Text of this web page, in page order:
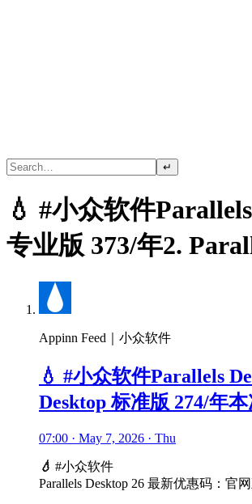
↵
💧 #小众软件
专业版 373/年2.
Appinn Feed｜小众软件
💧 #小众软件Parallels
Desktop 标准版 274/年
07:00 · May 7, 2026 · Thu
💧 #小众软件
Parallels Desktop 26 最新优惠码：官